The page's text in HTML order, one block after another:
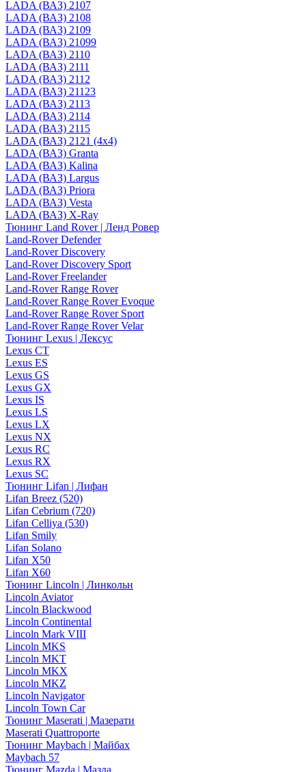
LADA (ВАЗ) 2107
LADA (ВАЗ) 2108
LADA (ВАЗ) 2109
LADA (ВАЗ) 21099
LADA (ВАЗ) 2110
LADA (ВАЗ) 2111
LADA (ВАЗ) 2112
LADA (ВАЗ) 21123
LADA (ВАЗ) 2113
LADA (ВАЗ) 2114
LADA (ВАЗ) 2115
LADA (ВАЗ) 2121 (4x4)
LADA (ВАЗ) Granta
LADA (ВАЗ) Kalina
LADA (ВАЗ) Largus
LADA (ВАЗ) Priora
LADA (ВАЗ) Vesta
LADA (ВАЗ) X-Ray
Тюнинг Land Rover | Ленд Ровер
Land-Rover Defender
Land-Rover Discovery
Land-Rover Discovery Sport
Land-Rover Freelander
Land-Rover Range Rover
Land-Rover Range Rover Evoque
Land-Rover Range Rover Sport
Land-Rover Range Rover Velar
Тюнинг Lexus | Лексус
Lexus CT
Lexus ES
Lexus GS
Lexus GX
Lexus IS
Lexus LS
Lexus LX
Lexus NX
Lexus RC
Lexus RX
Lexus SC
Тюнинг Lifan | Лифан
Lifan Breez (520)
Lifan Cebrium (720)
Lifan Celliya (530)
Lifan Smily
Lifan Solano
Lifan X50
Lifan X60
Тюнинг Lincoln | Линкольн
Lincoln Aviator
Lincoln Blackwood
Lincoln Continental
Lincoln Mark VIII
Lincoln MKS
Lincoln MKT
Lincoln MKX
Lincoln MKZ
Lincoln Navigator
Lincoln Town Car
Тюнинг Maserati | Мазерати
Maserati Quattroporte
Тюнинг Maybach | Майбах
Maybach 57
Тюнинг Mazda | Мазда